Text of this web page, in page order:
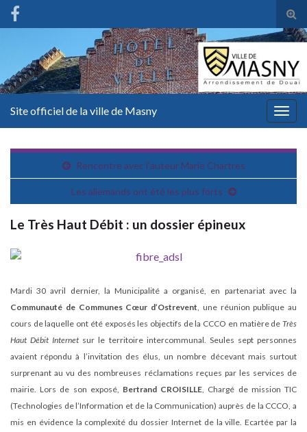
Site officiel de la ville de Masny
Rencontre avec l’auteur Marie Chartres
Les allemands ont été les plus forts
Le Très Haut Débit : un dossier épineux
Mardi 30 avril dernier, la Municipalité a organisé, en partenariat avec la
Communauté de Communes Cœur d’Ostrevent , une réunion publique au
cours de laquelle ont été exposés les objectifs de la CCCO en matière de Très
Haut Débit Internet sur le territoire intercommunal. Seules sept personnes
avaient répondu à l’invitation des élus, un nombre décevant mais surtout
surprenant au vu des nombreuses réclamations reçues par les services de
mairie. Lors de son exposé, Bertrand CROISILLE , Chargé de mission TIC
(Technologies de l’Information et de la Communication) auprès de la CCCO, a
mis en évidence la complexité du dossier Internet de la ville. Ecartée par la